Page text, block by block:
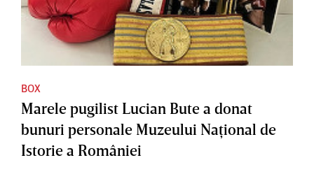
BOX
Marele pugilist Lucian Bute a donat
bunuri personale Muzeului Naţional de
Istorie a României